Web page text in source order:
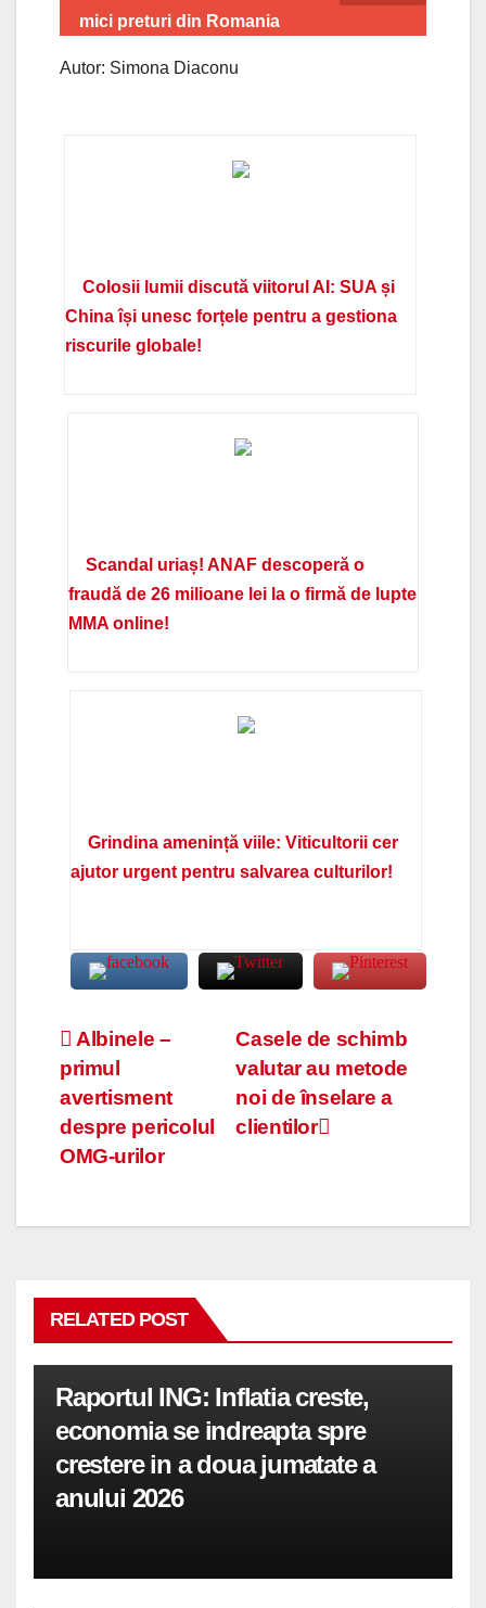
mici preturi din Romania
Autor: Simona Diaconu
Colosii lumii discută viitorul AI: SUA și
China își unesc forțele pentru a gestiona
riscurile globale!
Scandal uriaș! ANAF descoperă o
fraudă de 26 milioane lei la o firmă de lupte
MMA online!
Grindina amenință viile: Viticultorii cer
ajutor urgent pentru salvarea culturilor!
Navigare
în
articole
Casele de schimb
valutar au metode
noi de înselare a
clientilor
Albinele –
primul
avertisment
despre pericolul
OMG-urilor
RELATED POST
Raportul ING: Inflatia creste,
economia se indreapta spre
crestere in a doua jumatate a
anului 2026